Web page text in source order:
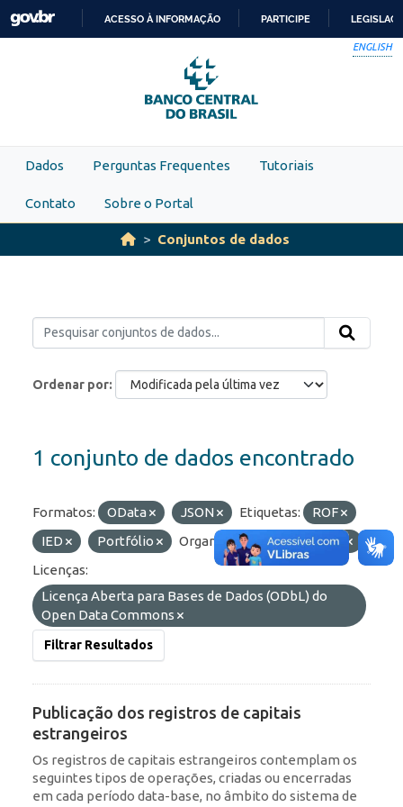
Skip to main content
PARA
O
CONTEÚDO
ACESSO À INFORMAÇÃO PARTICIPE
ENGLISH
Dados Perguntas Frequentes Tutoriais
Contato Sobre o Portal
Conjuntos de dados
Ordenar por
1 conjunto de dados encontrado
Formatos: OData JSON Etiquetas:
ROF
IED
Portfólio Organizações:
BCB/Dstat
Licenças:
Licença Aberta para Bases de Dados (ODbL) do
Open Data Commons
Filtrar Resultados
Publicação dos registros de capitais
estrangeiros
Os registros de capitais estrangeiros contemplam os
seguintes tipos de operações, criadas ou encerradas
em cada período data-base, no âmbito do sistema de